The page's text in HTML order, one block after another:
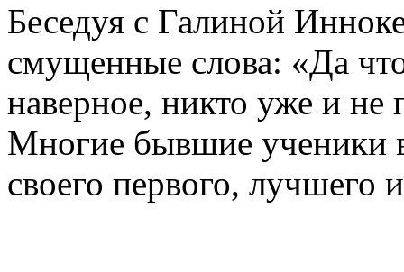
Беседуя с Галиной
смущенные слова: «Да
наверное, никто уже и не
Многие бывшие ученики
своего первого, лучшего